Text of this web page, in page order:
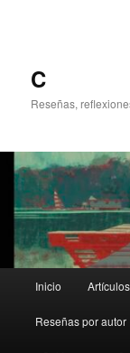
C
Reseñas,
principal
Inicio Artículos
Reseñas por autor